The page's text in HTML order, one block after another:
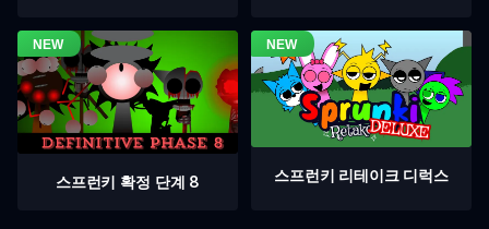
스프런키 확정 단계 8 스프런키 리테이크 디럭스